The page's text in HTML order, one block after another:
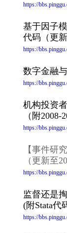
https://
基于因子
代码（更新
https://
数字金融
https://
机构投资
（附2008-
https://
【事件研
（更新至
https://
监督还是
(附Stata代
https://